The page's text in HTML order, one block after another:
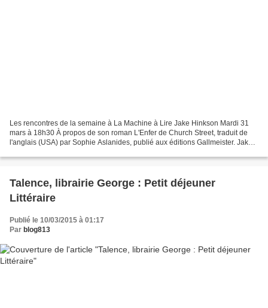
Les rencontres de la semaine à La Machine à Lire Jake Hinkson Mardi 31
mars à 18h30 À propos de son roman L'Enfer de Church Street, traduit de
l'anglais (USA) par Sophie Aslanides, publié aux éditions Gallmeister. Jake
Talence, librairie George : Petit déjeuner
Littéraire
Publié le 10/03/2015 à 01:17
Par blog813